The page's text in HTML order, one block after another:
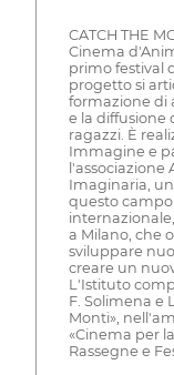
CATCH THE
Cinema
primo festival
progetto si
formazione di
e la
ragazzi. È
Immagine e
Imaginaria,
questo campo
a Milano, che
sviluppare
creare un
L'Istituto
F. Solimena e
Monti»,
«Cinema per
Rassegne e